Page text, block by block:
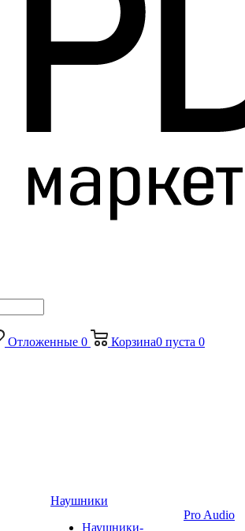
Отложенные 0 Корзина0 пуста 0
Наушники
Наушники-
Pro Audio